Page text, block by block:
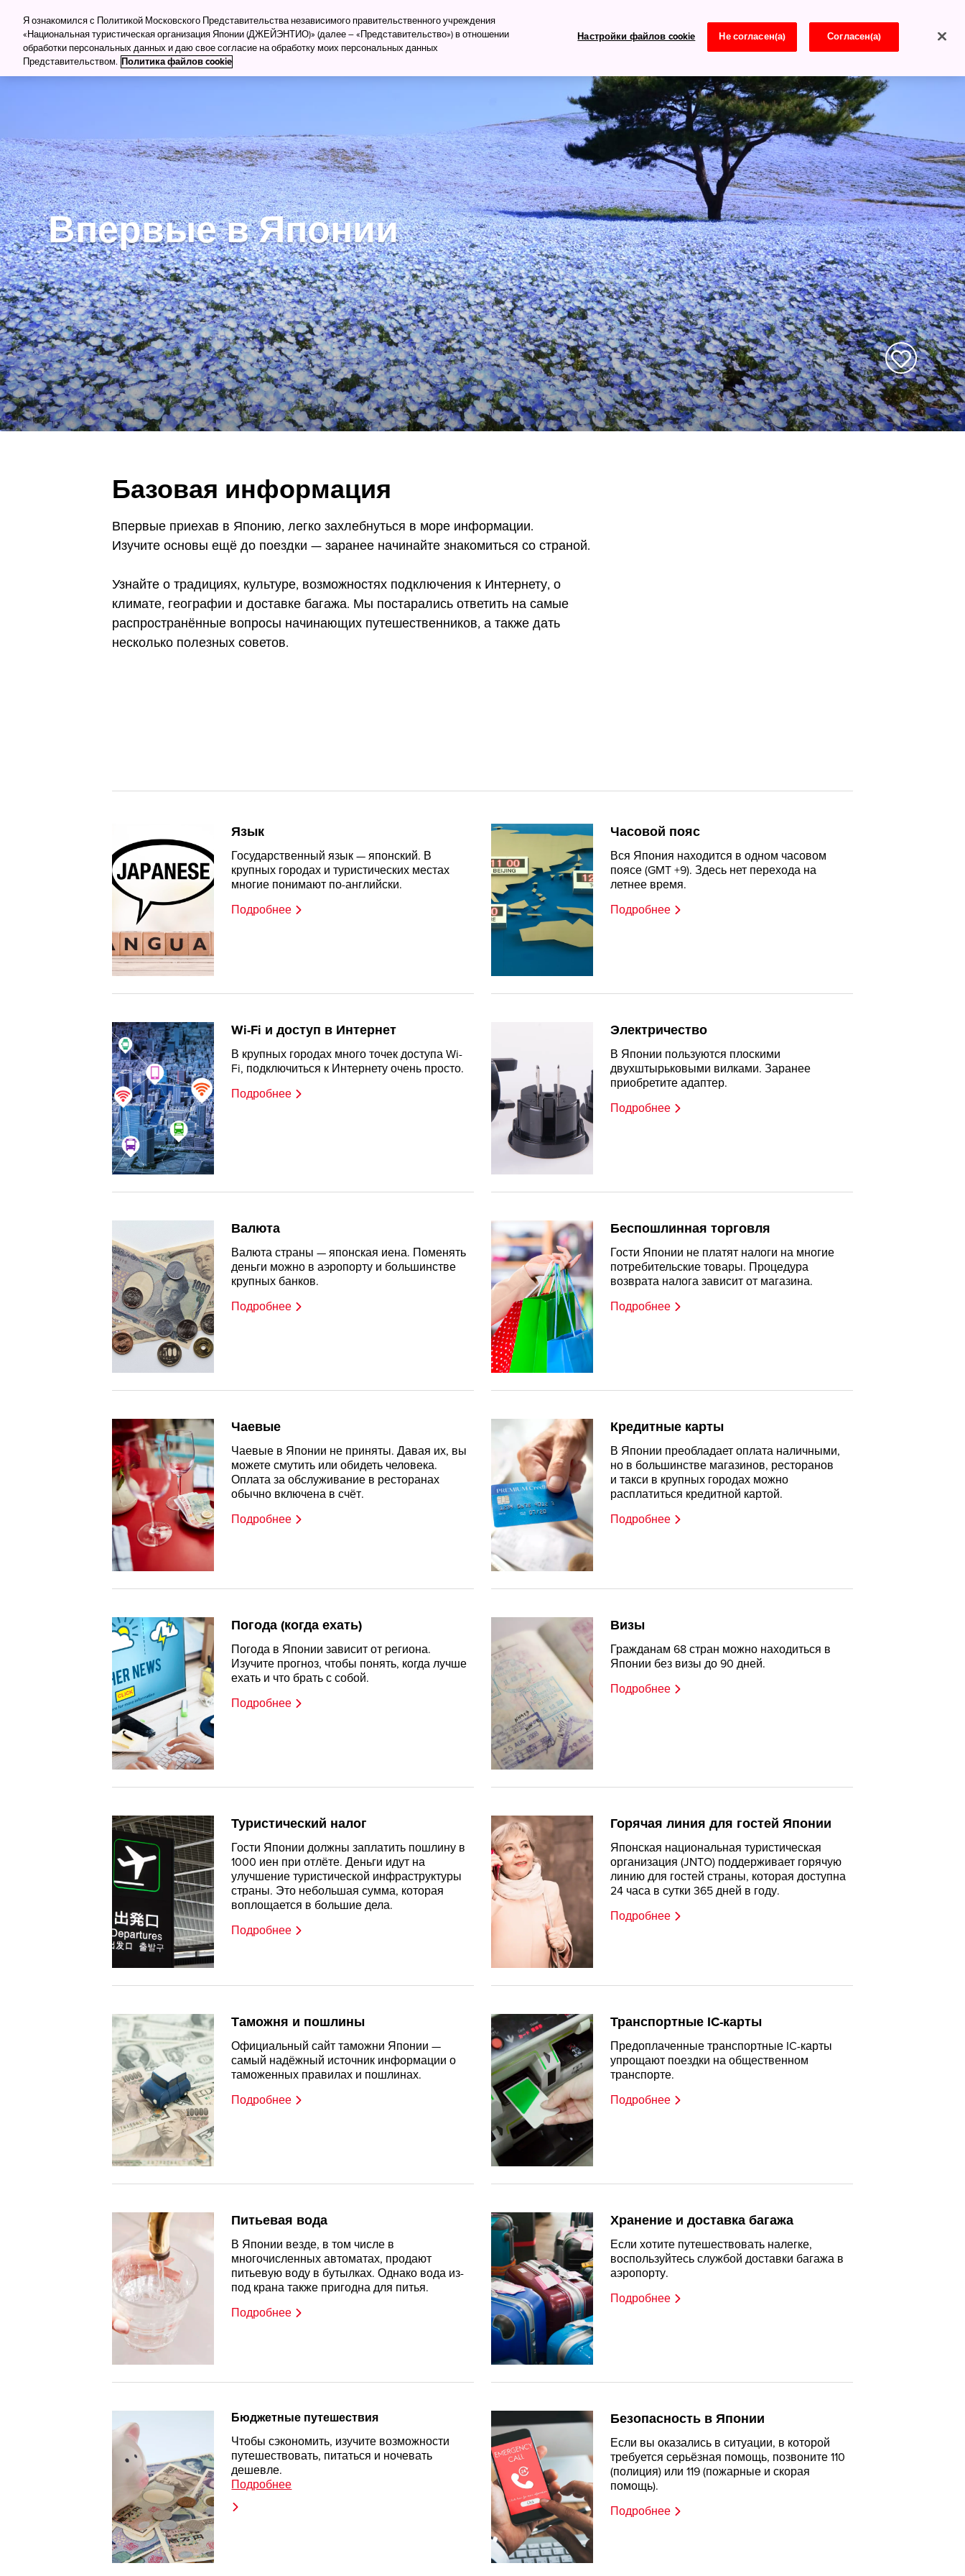
Для туркомпаний Для прессы Деловой туризм
Куда поехать Что посмотреть Новости
Впервые в Японии
Базовая информация
Впервые приехав в Японию, легко захлебнуться в море информации.
Изучите основы ещё до поездки — заранее начинайте знакомиться со страной.
Узнайте о традициях, культуре, возможностях подключения к Интернету, о
климате, географии и доставке багажа. Мы постарались ответить на самые
распространённые вопросы начинающих путешественников, а также дать
несколько полезных советов.
Язык
Государственный язык — японский. В
крупных городах и туристических местах
многие понимают по-английски.
Подробнее
Часовой пояс
Вся Япония находится в одном часовом
поясе (GMT +9). Здесь нет перехода на
летнее время.
Подробнее
Wi-Fi и доступ в Интернет
В крупных городах много точек доступа Wi-
Fi, подключиться к Интернету очень просто.
Подробнее
Электричество
В Японии пользуются плоскими
двухштырьковыми вилками. Заранее
приобретите адаптер.
Подробнее
Валюта
Валюта страны — японская иена. Поменять
деньги можно в аэропорту и большинстве
крупных банков.
Подробнее
Беспошлинная торговля
Гости Японии не платят налоги на многие
потребительские товары. Процедура
возврата налога зависит от магазина.
Подробнее
Чаевые
Чаевые в Японии не приняты. Давая их, вы
можете смутить или обидеть человека.
Оплата за обслуживание в ресторанах
обычно включена в счёт.
Подробнее
Кредитные карты
В Японии преобладает оплата наличными,
но в большинстве магазинов, ресторанов
и такси в крупных городах можно
расплатиться кредитной картой.
Подробнее
Погода (когда ехать)
Погода в Японии зависит от региона.
Изучите прогноз, чтобы понять, когда лучше
ехать и что брать с собой.
Подробнее
Визы
Гражданам 68 стран можно находиться в
Японии без визы до 90 дней.
Подробнее
Туристический налог
Гости Японии должны заплатить пошлину в
1000 иен при отлёте. Деньги идут на
улучшение туристической инфраструктуры
страны. Это небольшая сумма, которая
воплощается в большие дела.
Подробнее
Горячая линия для гостей Японии
Японская национальная туристическая
организация (JNTO) поддерживает горячую
линию для гостей страны, которая доступна
24 часа в сутки 365 дней в году.
Подробнее
Таможня и пошлины
Официальный сайт таможни Японии —
самый надёжный источник информации о
таможенных правилах и пошлинах.
Подробнее
Транспортные IC-карты
Предоплаченные транспортные IC-карты
упрощают поездки на общественном
транспорте.
Подробнее
Питьевая вода
В Японии везде, в том числе в
многочисленных автоматах, продают
питьевую воду в бутылках. Однако вода из-
под крана также пригодна для питья.
Подробнее
Хранение и доставка багажа
Если хотите путешествовать налегке,
воспользуйтесь службой доставки багажа в
аэропорту.
Подробнее
Бюджетные путешествия
Чтобы сэкономить, изучите возможности
путешествовать, питаться и ночевать
дешевле.
Подробнее
Безопасность в Японии
Если вы оказались в ситуации, в которой
требуется серьёзная помощь, позвоните 110
(полиция) или 119 (пожарные и скорая
помощь).
Подробнее
Я ознакомился с Политикой Московского Представительства независимого правительственного учреждения
«Национальная туристическая организация Японии (ДЖЕЙЭНТИО)» (далее – «Представительство») в отношении
обработки персональных данных и даю свое согласие на обработку моих персональных данных
Представительством. Политика файлов cookie
Настройки файлов cookie Не согласен(а) Согласен(а)